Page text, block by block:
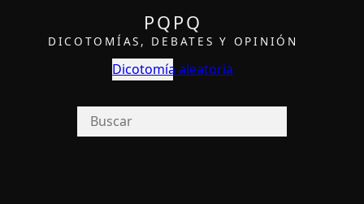
PQPQ
DICOTOMÍAS, DEBATES Y OPINIÓN
Dicotomía aleatoria